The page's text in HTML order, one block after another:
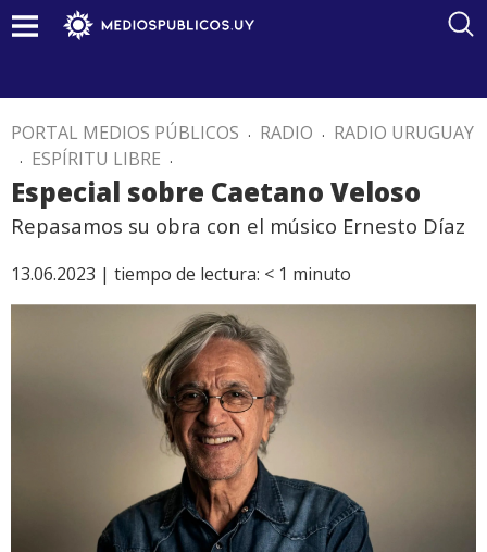
PORTAL MEDIOS PÚBLICOS . RADIO . RADIO URUGUAY
. ESPÍRITU LIBRE .
Especial sobre Caetano Veloso
Repasamos su obra con el músico Ernesto Díaz
13.06.2023 | tiempo de lectura: < 1 minuto